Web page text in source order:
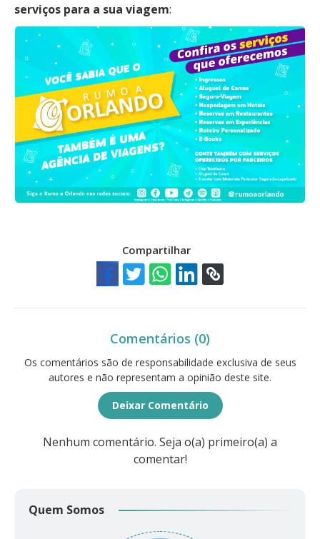
serviços para a sua viagem:
Compartilhar
Comentários (0)
Os comentários são de responsabilidade exclusiva de seus
autores e não representam a opinião deste site.
Deixar Comentário
Nenhum comentário. Seja o(a) primeiro(a) a
comentar!
Quem Somos